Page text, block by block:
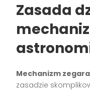
Zasada
Mechanizm
zasadzie